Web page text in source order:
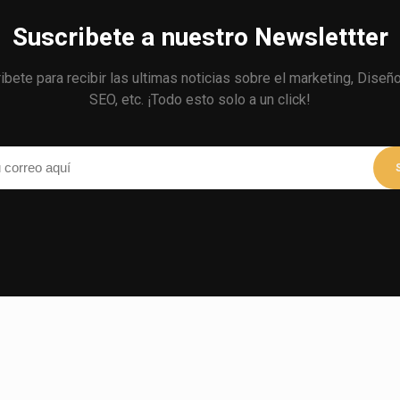
Suscribete a nuestro Newslettter
para recibir las ultimas noticias sobre el marketing,
SEO, etc. ¡Todo esto solo a un click!